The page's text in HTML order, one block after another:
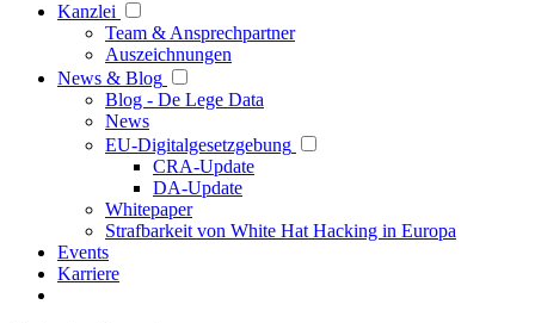
Kanzlei
Team & Ansprechpartner
Auszeichnungen
News & Blog
Blog - De Lege Data
News
EU-Digitalgesetzgebung
CRA-Update
DA-Update
Whitepaper
Strafbarkeit von White Hat Hacking in Europa
Events
Karriere